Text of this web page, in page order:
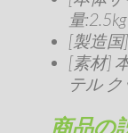
量:2.5kg
[製造
[素材]
テル
商品の